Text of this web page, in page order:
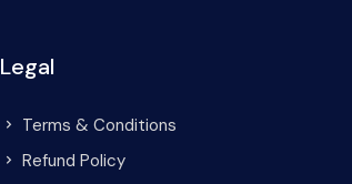
Legal
Terms & Conditions
Refund Policy